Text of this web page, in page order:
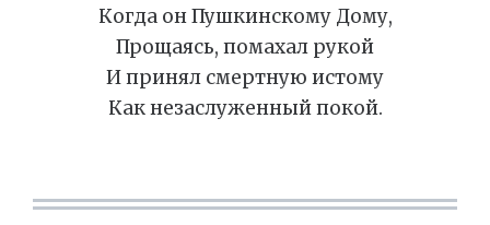
Когда он Пушкинскому Дому,
Прощаясь, помахал рукой
И принял смертную истому
Как незаслуженный покой.